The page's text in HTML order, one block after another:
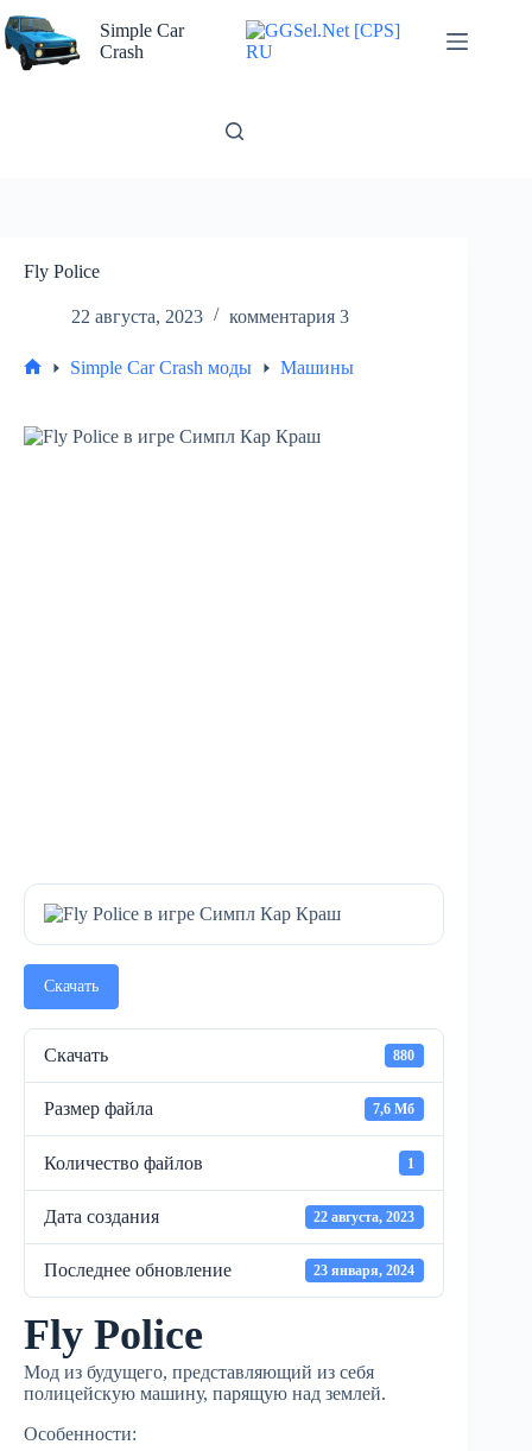
к
сути
Simple Car
Crash
Fly Police
22 августа, 2023 комментария 3
Simple Car Crash моды Машины
Скачать
Скачать 880
Размер файла 7,6 Мб
Количество файлов 1
Дата создания 22 августа, 2023
Последнее обновление 23 января, 2024
Fly Police
Мод из будущего, представляющий из себя
полицейскую машину, парящую над землей.
Особенности: